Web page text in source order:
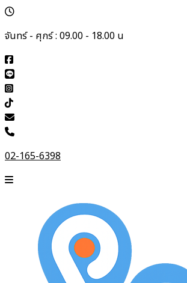
จันทร์ - ศุกร์ : 09.00 - 18.00 น
02-165-6398